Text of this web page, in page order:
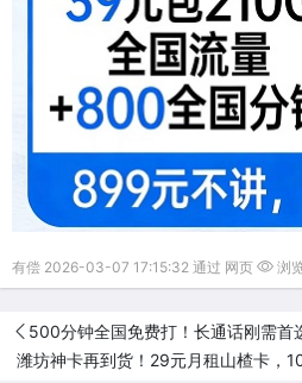
有偿 2026-03-07 17:15:32 通过 网页 浏
500分钟全国免费打！长通话刚需首
潍坊神卡再到货！29元月租山楂卡，